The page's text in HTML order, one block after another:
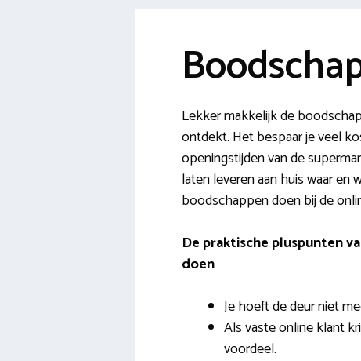
Lekker makkelijk de
ontdekt. Het bespaar je veel
openingstijden van de
laten leveren aan huis waar
boodschappen doen bij de
De praktische pluspunten
doen
Je hoeft de deur niet
Als vaste online klant
voordeel.